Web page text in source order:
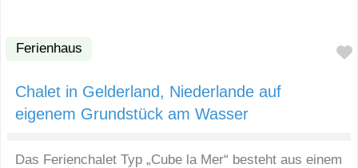
Ferienhaus
Chalet in Gelderland, Niederlande auf
eigenem Grundstück am Wasser
Das Ferienchalet Typ „Cube la Mer“ besteht aus einem